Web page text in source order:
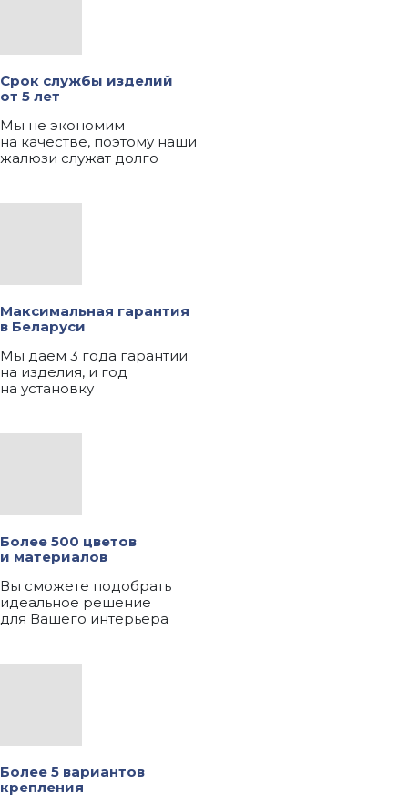
Срок службы изделий
от 5 лет
Мы не экономим
на качестве, поэтому наши
жалюзи служат долго
Максимальная гарантия
в Беларуси
Мы даем 3 года гарантии
на изделия, и год
на установку
Более 500 цветов
и материалов
Вы сможете подобрать
идеальное решение
для Вашего интерьера
Более 5 вариантов
крепления